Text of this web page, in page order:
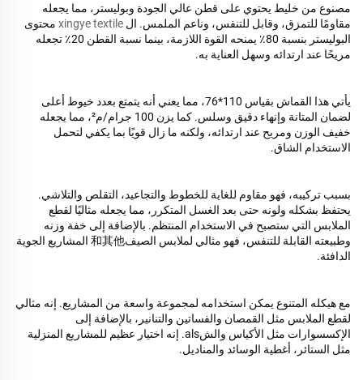
مصنوع من خليط يحتوي على قطن عالي الجودة وبوليستر، مما يجعله
مقاومًا للتمزق، وقابل للتنفس، وناعم الملمس. ال xingye textile محتوى
البوليستر بنسبة 80٪ يمنحه القوة اللازمة، بينما نسبة القطن 20٪ تجعله
مريحًا عند ارتدائه وسهل العناية به.
يأتي هذا القماش بقياس 110*76، مما يعني أنه يتمتع بعدد خيوط أعلى
لضمان المتانة وإنهاء دقيق وسلس. كما يزن 100 جرام/م²، مما يجعله
خفيف الوزن ومريح عند ارتدائه، ولكنه ما زال قويًا بما يكفي لتحمل
الاستخدام الشاق.
بسبب تركيبه، فهو مقاوم للغاية للخطوط والتجاعيد، التقلص والتلاشي.
يحتفظ بشكله ولونه حتى بعد الغسل المتكرر، مما يجعله مثاليًا لقطع
الملابس التي ستصبح في الاستخدام المنتظم. بالإضافة إلى خفة وزنه
وطبيعته القابلة للتنفس، فهو مثالي لملابس الصيف和其他 المشاريع الجوية
الدافئة.
مع هيكله المتنوع يمكن استخدامه لمجموعة واسعة من المشاريع. إنه مثالي
لقطع الملابس مثل القمصان والفساتين والتنانير، بالإضافة إلى
الإكسسوارات مثل الأكياس والشals. إنه اختيار عظيم للمشاريع المنزلية
مثل الستائر، أغطية الوسائد والمناديل.